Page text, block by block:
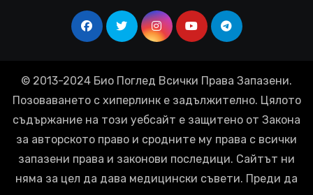
© 2013-2024 Био Поглед Всички Права Запазени.
Позоваването с хиперлинк е задължително. Цялото
съдържание на този уебсайт е защитено от Закона
за авторското право и сродните му права с всички
запазени права и законови последици. Сайтът ни
няма за цел да дава медицински съвети. Преди да